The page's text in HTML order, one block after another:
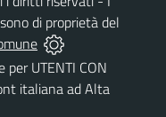
di proprietà del
UTENTI CON
italiana ad Alta